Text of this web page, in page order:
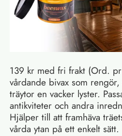
139 kr med fri frakt (Ord.
vårdande bivax som
träytor en vacker lyster.
antikviteter och andra
Hjälper till att framhäva
vårda ytan på ett enkelt sätt.